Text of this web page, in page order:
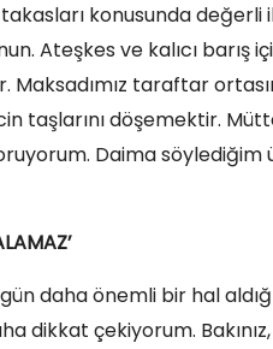
konusunda değerli
Ateşkes ve kalıcı barış
taraftar
taşlarını döşemektir.
Daima söylediğim
daha önemli bir hal
dikkat çekiyorum.